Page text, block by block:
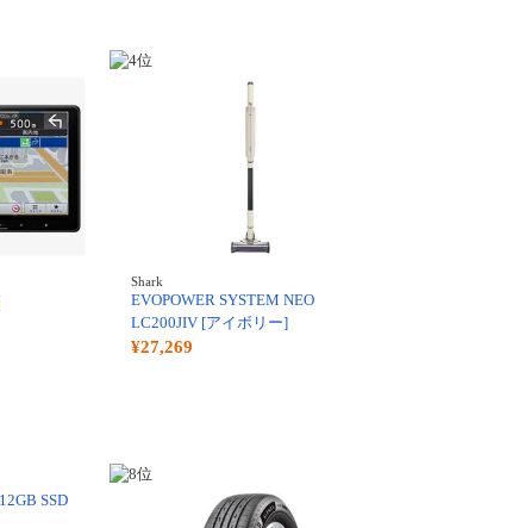
Shark
EVOPOWER SYSTEM NEO
LC200JIV [アイボリー]
¥27,269